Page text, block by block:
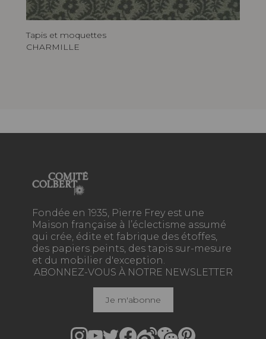
Tapis et moquettes
CHARMILLE
Fondée en 1935, Pierre Frey est une
Maison française à l’éclectisme assumé
qui crée, édite et fabrique des étoffes,
des papiers peints, des tapis sur-mesure
et du mobilier d'exception.
ABONNEZ-VOUS À NOTRE NEWSLETTER
Je m'abonne